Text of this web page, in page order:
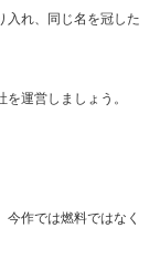
入れ、同じ名を冠した
運営しましょう。
作では燃料ではなく